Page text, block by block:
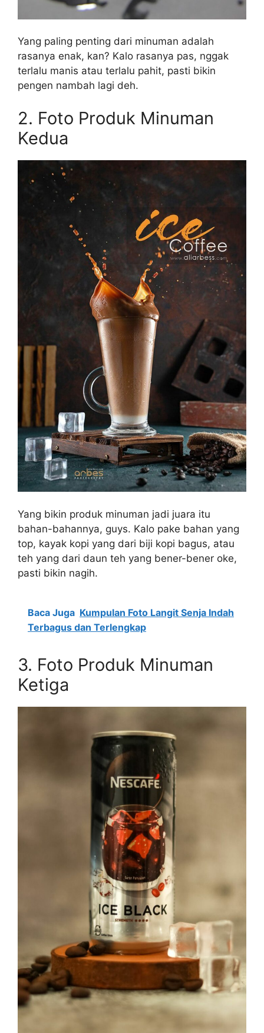
Yang paling penting dari minuman adalah
rasanya enak, kan? Kalo rasanya pas, nggak
terlalu manis atau terlalu pahit, pasti bikin
pengen nambah lagi deh.
2. Foto Produk Minuman
Kedua
Yang bikin produk minuman jadi juara itu
bahan-bahannya, guys. Kalo pake bahan yang
top, kayak kopi yang dari biji kopi bagus, atau
teh yang dari daun teh yang bener-bener oke,
pasti bikin nagih.
Baca Juga Kumpulan Foto Langit Senja Indah
Terbagus dan Terlengkap
3. Foto Produk Minuman
Ketiga